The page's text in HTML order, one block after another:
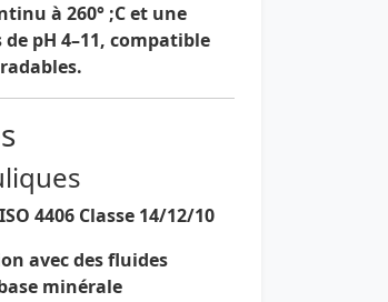
à 260° ;Cet une
pH 4–11, compatible
4406 Classe 14/12/10
avec des fluides
minérale